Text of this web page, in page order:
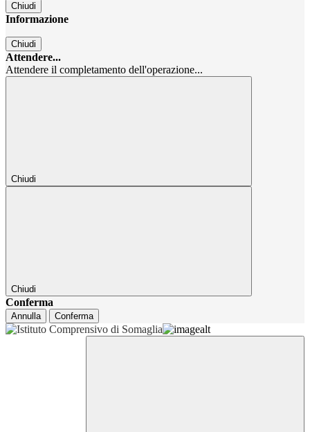
Chiudi
Informazione
Chiudi
Attendere...
Attendere il completamento dell'operazione...
Chiudi
Chiudi
Conferma
Annulla Conferma